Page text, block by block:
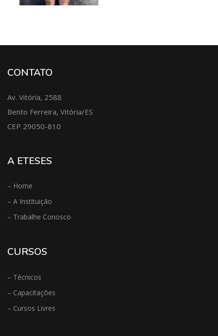
CONTATO
Av. Vitória, 2588
Bento Ferreira, Vitória/ES
CEP 29050-810
A ETESES
– Home
– A Instituição
– Trabalhe Conosco
CURSOS
– Técnicos
– Capacitações
– Cursos Livres